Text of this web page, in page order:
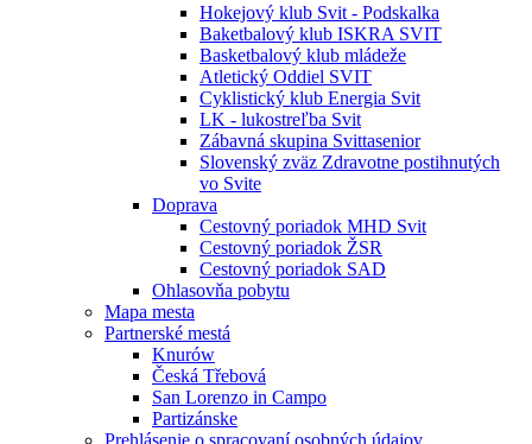
Hokejový klub Svit - Podskalka
Baketbalový klub ISKRA SVIT
Basketbalový klub mládeže
Atletický Oddiel SVIT
Cyklistický klub Energia Svit
LK - lukostreľba Svit
Zábavná skupina Svittasenior
Slovenský zväz Zdravotne postihnutých
vo Svite
Doprava
Cestovný poriadok MHD Svit
Cestovný poriadok ŽSR
Cestovný poriadok SAD
Ohlasovňa pobytu
Mapa mesta
Partnerské mestá
Knurów
Česká Třebová
San Lorenzo in Campo
Partizánske
Prehlásenie o spracovaní osobných údajov